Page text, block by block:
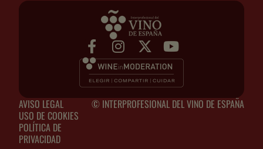
© INTERPROFESIONAL DEL VINO DE ESPAÑA
AVISO LEGAL
USO DE COOKIES
POLÍTICA DE
PRIVACIDAD